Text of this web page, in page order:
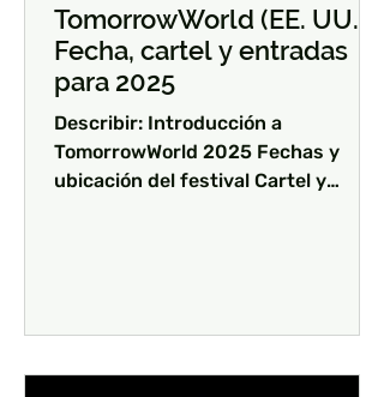
TomorrowWorld (EE. UU.) -
Fecha, cartel y entradas
para 2025
Describir: Introducción a
TomorrowWorld 2025 Fechas y
ubicación del festival Cartel y